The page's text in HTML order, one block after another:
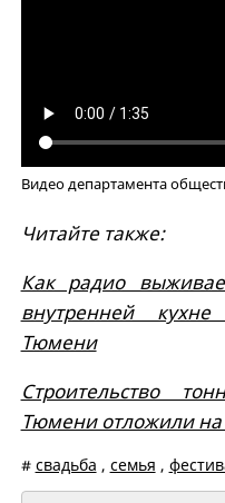
Видео департамента
Читайте также:
Как радио
внутренней
Тюмени
Строительство
Тюмени отложили
# свадьба , семья ,